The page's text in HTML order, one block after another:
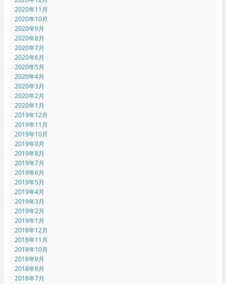
2020年11月
2020年10月
2020年9月
2020年8月
2020年7月
2020年6月
2020年5月
2020年4月
2020年3月
2020年2月
2020年1月
2019年12月
2019年11月
2019年10月
2019年9月
2019年8月
2019年7月
2019年6月
2019年5月
2019年4月
2019年3月
2019年2月
2019年1月
2018年12月
2018年11月
2018年10月
2018年9月
2018年8月
2018年7月